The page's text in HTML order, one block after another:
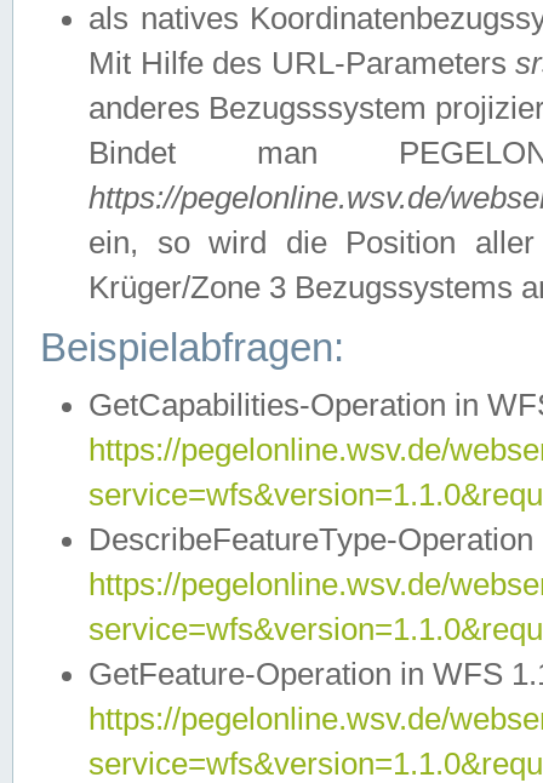
als natives
Mit Hilfe des URL-Parameters
anderes Bezugsssystem
Bindet man
https://pegelonline.wsv.de/
ein, so wird die Position
Krüger/Zone 3 Bezugssystems
Beispielabfragen:
GetCapabilities-Operation in
https://pegelonline.wsv.de/
DescribeFeatureType-
https://pegelonline.wsv.de/
GetFeature-Operation in WFS
https://pegelonline.wsv.de/